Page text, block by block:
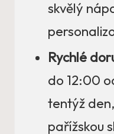
skvělý
Rychlé
do 12:00
tentýž
pařížskou